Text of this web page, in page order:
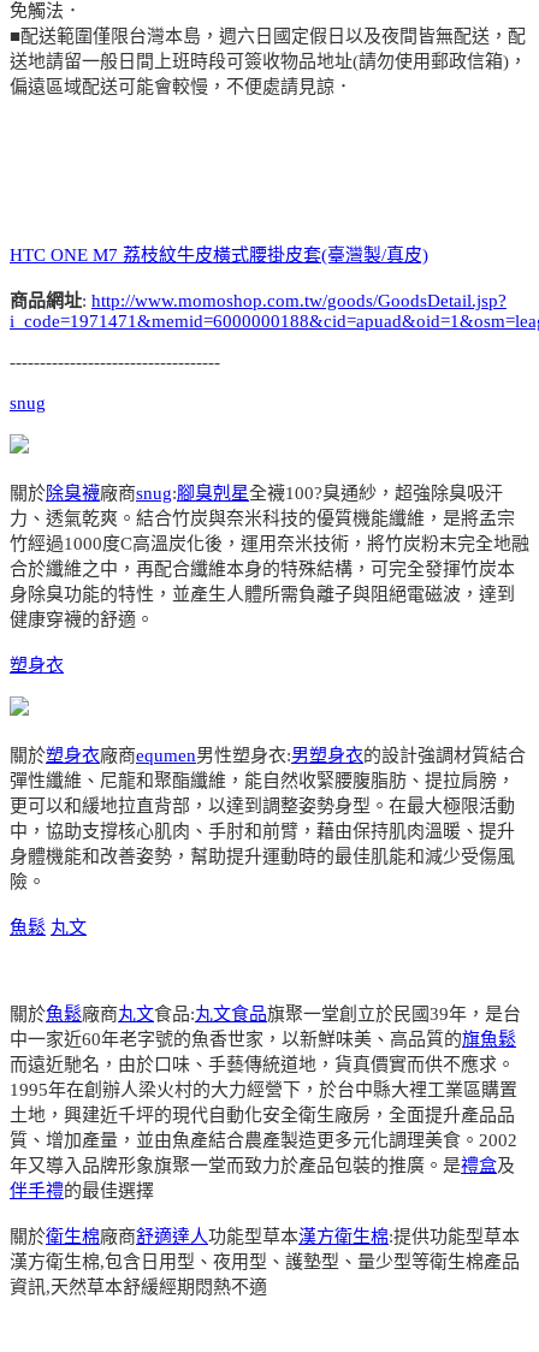
免觸法．
■配送範圍僅限台灣本島，週六日國定假日以及夜間皆無配送，配
送地請留一般日間上班時段可簽收物品地址(請勿使用郵政信箱)，
偏遠區域配送可能會較慢，不便處請見諒．
HTC ONE M7 荔枝紋牛皮橫式腰掛皮套(臺灣製/真皮)
商品網址: http://www.momoshop.com.tw/goods/GoodsDetail.jsp?
-----------------------------------
snug
關於除臭襪廠商snug:腳臭剋星全襪100?臭通紗，超強除臭吸汗
力、透氣乾爽。結合竹炭與奈米科技的優質機能纖維，是將孟宗
竹經過1000度C高溫炭化後，運用奈米技術，將竹炭粉末完全地融
合於纖維之中，再配合纖維本身的特殊結構，可完全發揮竹炭本
身除臭功能的特性，並產生人體所需負離子與阻絕電磁波，達到
健康穿襪的舒適。
塑身衣
關於塑身衣廠商equmen男性塑身衣:男塑身衣的設計強調材質結合
彈性纖維、尼龍和聚酯纖維，能自然收緊腰腹脂肪、提拉肩膀，
更可以和緩地拉直背部，以達到調整姿勢身型。在最大極限活動
中，協助支撐核心肌肉、手肘和前臂，藉由保持肌肉溫暖、提升
身體機能和改善姿勢，幫助提升運動時的最佳肌能和減少受傷風
險。
魚鬆 丸文
關於魚鬆廠商丸文食品:丸文食品旗聚一堂創立於民國39年，是台
中一家近60年老字號的魚香世家，以新鮮味美、高品質的旗魚鬆
而遠近馳名，由於口味、手藝傳統道地，貨真價實而供不應求。
1995年在創辦人梁火村的大力經營下，於台中縣大裡工業區購置
土地，興建近千坪的現代自動化安全衛生廠房，全面提升產品品
質、增加產量，並由魚產結合農產製造更多元化調理美食。2002
年又導入品牌形象旗聚一堂而致力於產品包裝的推廣。是禮盒及
伴手禮的最佳選擇
關於衛生棉廠商舒適達人功能型草本漢方衛生棉:提供功能型草本
漢方衛生棉,包含日用型、夜用型、護墊型、量少型等衛生棉產品
資訊,天然草本舒緩經期悶熱不適